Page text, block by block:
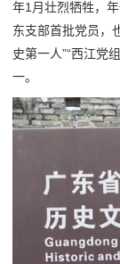
年1月壮烈牺牲，
东支部首批党员，
史第一人”“西江党
一。